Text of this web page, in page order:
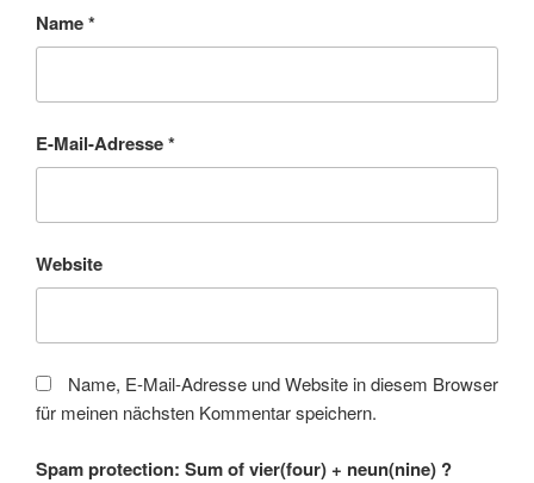
Name*
E-Mail-Adresse*
Website
Name, E-Mail-Adresse und Website in diesem Browser
für meinen nächsten Kommentar speichern.
Spam protection: Sum of vier(four) + neun(nine) ?